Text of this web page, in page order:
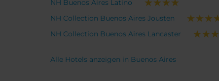
NH Buenos Aires Latino
NH Collection Buenos Aires Jousten
NH Collection Buenos Aires Lancaster
Alle Hotels anzeigen in Buenos Aires